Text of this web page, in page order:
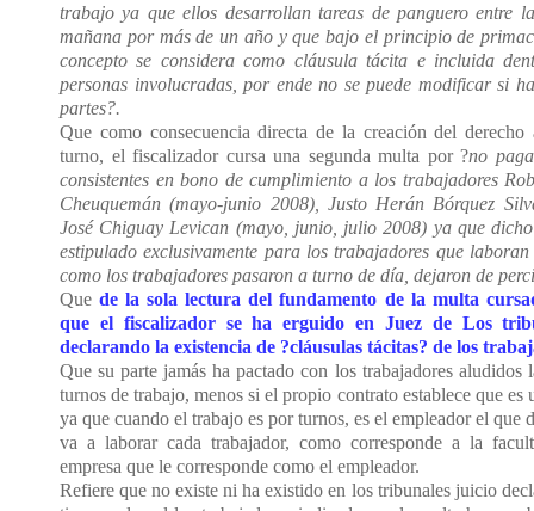
trabajo ya que ellos desarrollan tareas de panguero entre
mañana por más de un año y que bajo el principio de
concepto se considera como cláusula tácita e incluida
personas involucradas, por ende no se puede modificar si
partes?.
Que como consecuencia directa de la creación del
turno, el fiscalizador cursa una segunda multa por ?no
consistentes en bono de cumplimiento a los trabajadores
Cheuquemán (mayo-junio 2008), Justo Herán Bórquez
José Chiguay Levican (mayo, junio, julio 2008) ya que
estipulado exclusivamente para los trabajadores que
como los trabajadores pasaron a turno de día, dejaron de
Quede la sola lectura del fundamento de la multa
que el fiscalizador se ha erguido en Juez de Los
declarando la existencia de ?cláusulas tácitas? de los
Que su parte jamás ha pactado con los trabajadores aludidos
turnos de trabajo, menos si el propio contrato establece que es
ya que cuando el trabajo es por turnos, es el empleador el que
va a laborar cada trabajador, como corresponde a la
empresa que le corresponde como el empleador.
Refiere que no existe ni ha existido en los tribunales juicio